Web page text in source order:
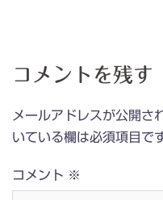
コメントを残す
メールアドレスが公開さ
いている欄は必須項目で
コメント ※